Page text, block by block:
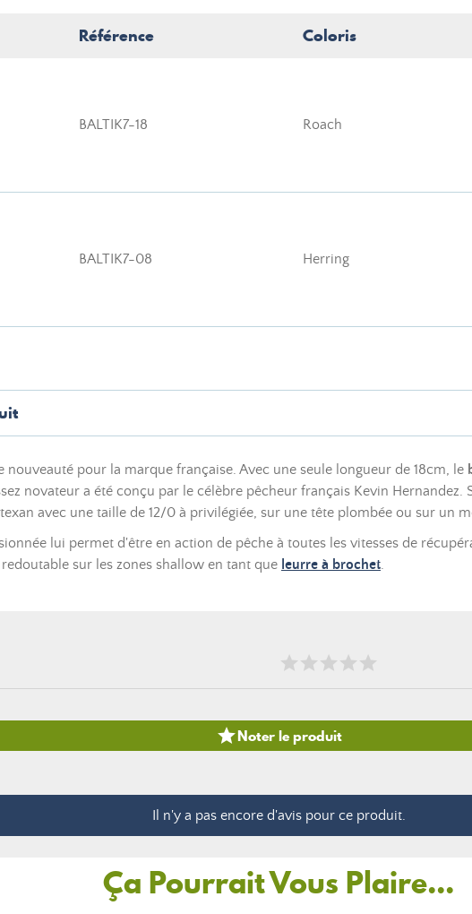
Référence Coloris
BALTIK7-18 Roach
BALTIK7-08 Herring
nouveauté pour la marque française. Avec une seule longueur de 18cm, le
novateur a été conçu par le célèbre pêcheur français Kevin
avec une taille de 12/0 à privilégiée, sur une tête plombée ou sur un
lui permet d'être en action de pêche à toutes les vitesses de
sur les zones shallow en tant que leurre à brochet.
Noter le produit
Il n'y a pas encore d'avis pour ce produit.
Ça Pourrait Vous Plaire...